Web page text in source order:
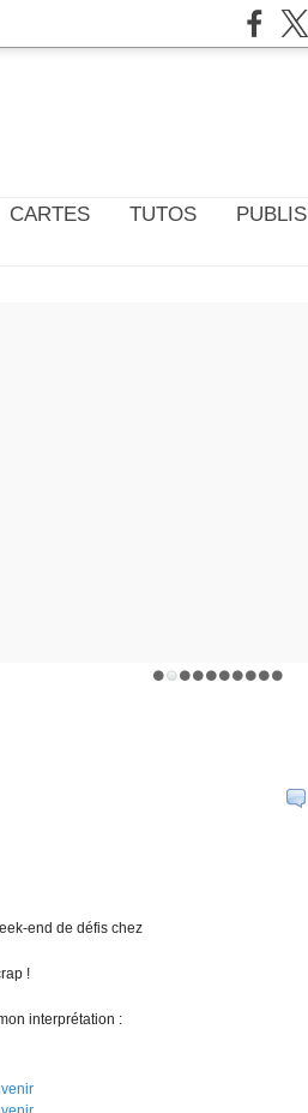
CARTES TUTOS PUBLIS
end de défis chez
!
interprétation :